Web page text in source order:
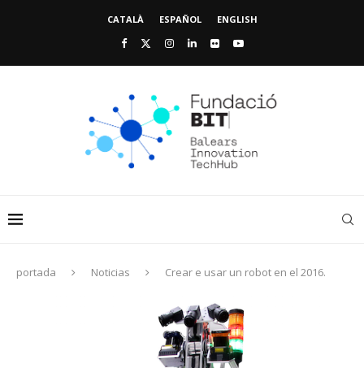
CATALÀ ESPAÑOL ENGLISH
portada Noticias Crear e usar un robot en el 2016.